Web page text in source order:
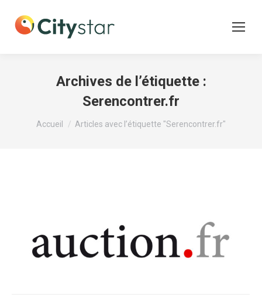
Archives de l’étiquette :
Serencontrer.fr
Vous êtes ici :
Accueil Articles avec l’étiquette "Serencontrer.fr"